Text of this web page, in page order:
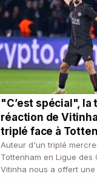
"C’est spécial", la
réaction de
triplé face à
Auteur d'un triplé
Tottenham en Ligue des
Vitinha nous a offert une